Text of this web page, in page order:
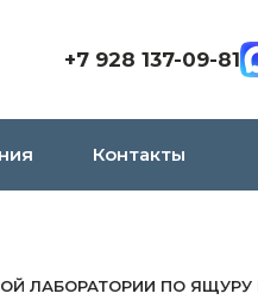
+7 928 137-09-81
Контакты
ЛАБОРАТОРИИ ПО ЯЩУРУ